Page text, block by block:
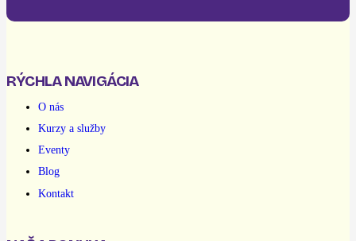
RÝCHLA NAVIGÁCIA
O nás
Kurzy a služby
Eventy
Blog
Kontakt